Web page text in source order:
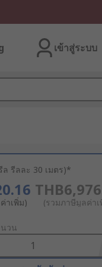
เข้าสู่ระบบ
ล รีลละ 30 เมตร)*
าเพิ่ม) (รวมภาษีมูลค่า
วน